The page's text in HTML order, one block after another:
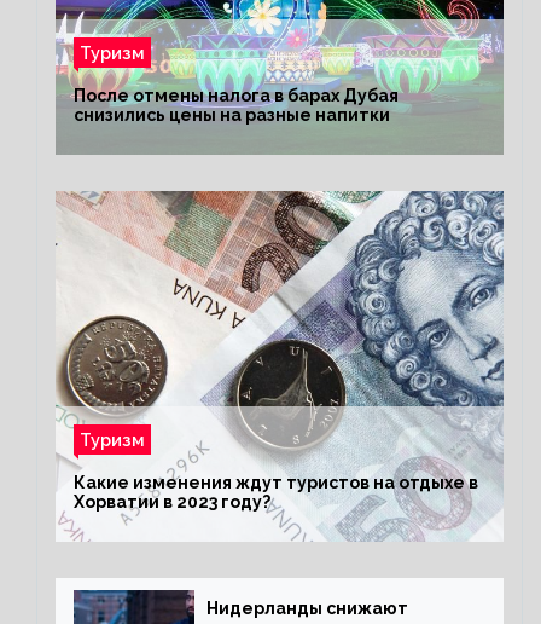
Туризм
После отмены налога в барах Дубая
снизились цены на разные напитки
Туризм
Какие изменения ждут туристов на отдыхе в
Хорватии в 2023 году?
Нидерланды снижают